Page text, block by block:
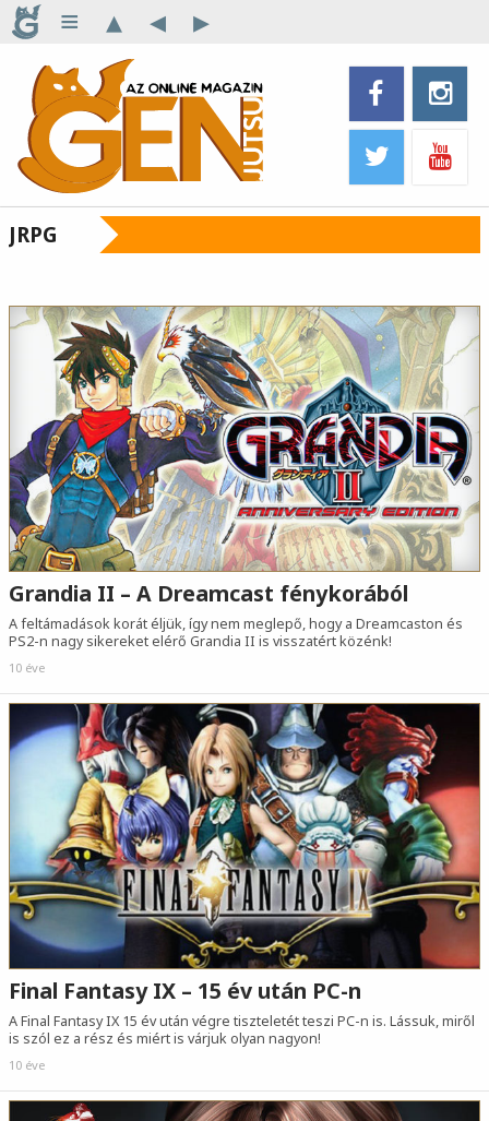
≡ ▴ ◂ ▸
JRPG
Grandia II – A Dreamcast fénykorából
A feltámadások korát éljük, így nem meglepő, hogy a Dreamcaston és
PS2-n nagy sikereket elérő Grandia II is visszatért közénk!
10 éve
Final Fantasy IX – 15 év után PC-n
A Final Fantasy IX 15 év után végre tiszteletét teszi PC-n is. Lássuk, miről
is szól ez a rész és miért is várjuk olyan nagyon!
10 éve